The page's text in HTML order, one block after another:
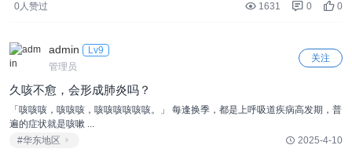
0人赞过
1631 0 0
admin
Lv9
管理员
关注
久咳不愈，会形成肺炎吗？
「咳咳咳，咳咳咳，咳咳咳咳咳咳。」 每逢换季，都是上呼吸道疾病高发期，普
遍的症状就是咳嗽 ...
#华东地区
2025-4-10